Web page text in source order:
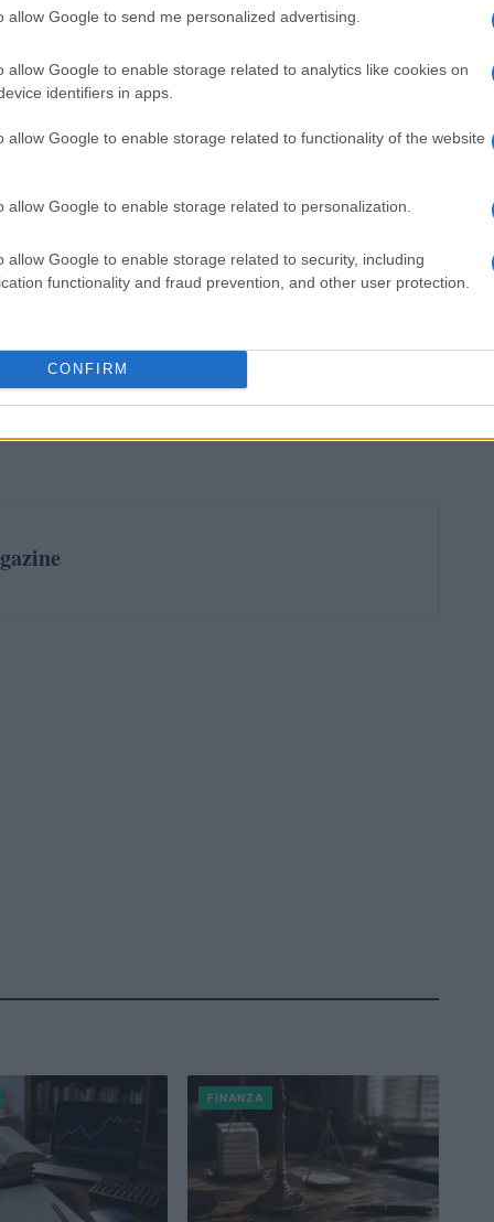
allow Google to send me personalized advertising.
allow Google to enable storage related to analytics like cookies on
identifiers in apps.
allow Google to enable storage related to functionality of the website
allow Google to enable storage related to personalization.
allow Google to enable storage related to security, including
functionality and fraud prevention, and other user protection.
CONFIRM
dei prezzi export, presenta un quadro
l’aumento dei prezzi import può suggerire una
nei prezzi export potrebbe indicare sfide nei
attentamente questi sviluppi, poiché
politica monetaria e sulle decisioni di investimento
FINANZA